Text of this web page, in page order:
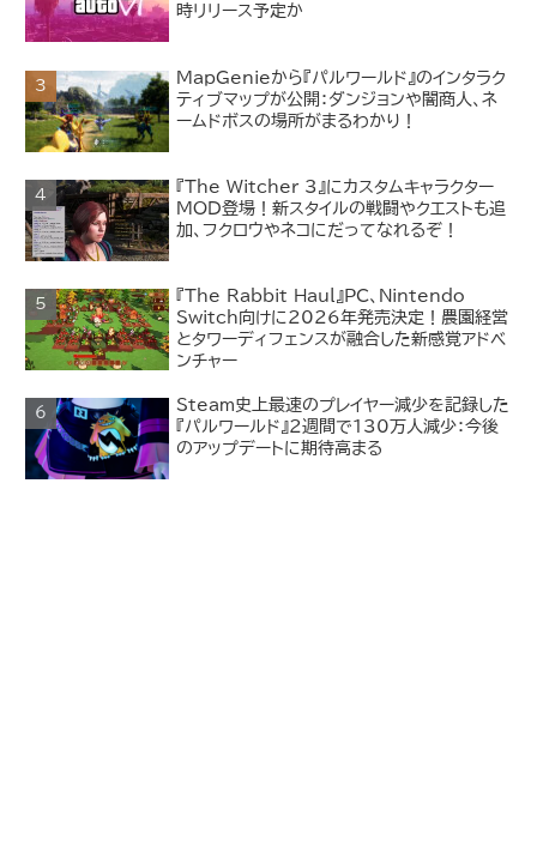
時リリース予定か
MapGenieから『パルワールド』のインタラク
ティブマップが公開：ダンジョンや闇商人、ネ
ームドボスの場所がまるわかり！
『The Witcher 3』にカスタムキャラクター
MOD登場！新スタイルの戦闘やクエストも追
加、フクロウやネコにだってなれるぞ！
『The Rabbit Haul』PC、Nintendo
Switch向けに2026年発売決定！農園経営
とタワーディフェンスが融合した新感覚アドベ
ンチャー
Steam史上最速のプレイヤー減少を記録した
『パルワールド』2週間で130万人減少：今後
のアップデートに期待高まる